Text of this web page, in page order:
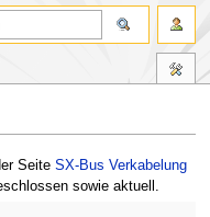
Seite SX-Bus Verkabelung
sowie aktuell.